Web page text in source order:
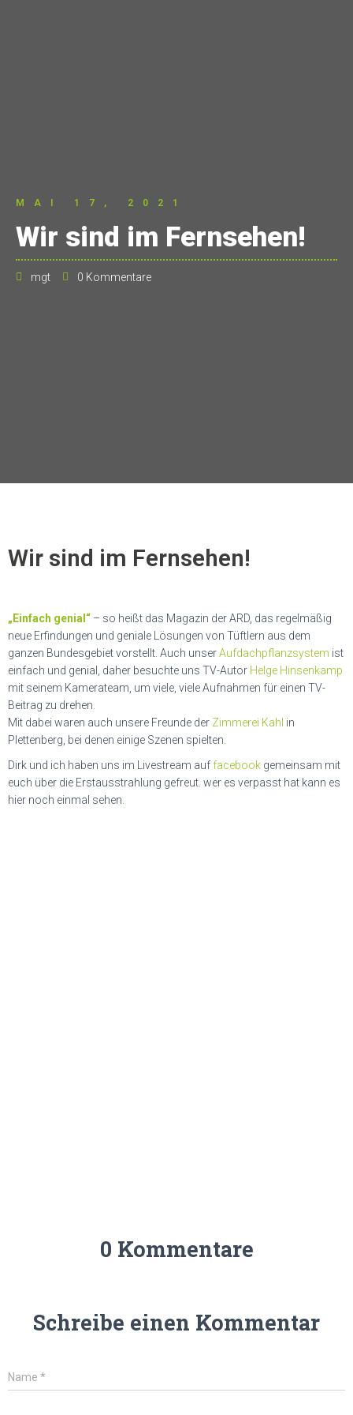
MAI 17, 2021
Wir sind im Fernsehen!
mgt 0 Kommentare
Wir sind im Fernsehen!
„Einfach genial“ – so heißt das Magazin der ARD, das regelmäßig
neue Erfindungen und geniale Lösungen von Tüftlern aus dem
ganzen Bundesgebiet vorstellt. Auch unserAufdachpflanzsystem ist
einfach und genial, daher besuchte uns TV-Autor Helge Hinsenkamp
mit seinem Kamerateam, um viele, viele Aufnahmen für einen TV-
Beitrag zu drehen.
Mit dabei waren auch unsere Freunde der Zimmerei Kahl in
Plettenberg, bei denen einige Szenen spielten.
Dirk und ich haben uns im Livestream auf facebook gemeinsam mit
euch über die Erstausstrahlung gefreut. wer es verpasst hat kann es
hier noch einmal sehen.
0 Kommentare
Schreibe einen Kommentar
Name *